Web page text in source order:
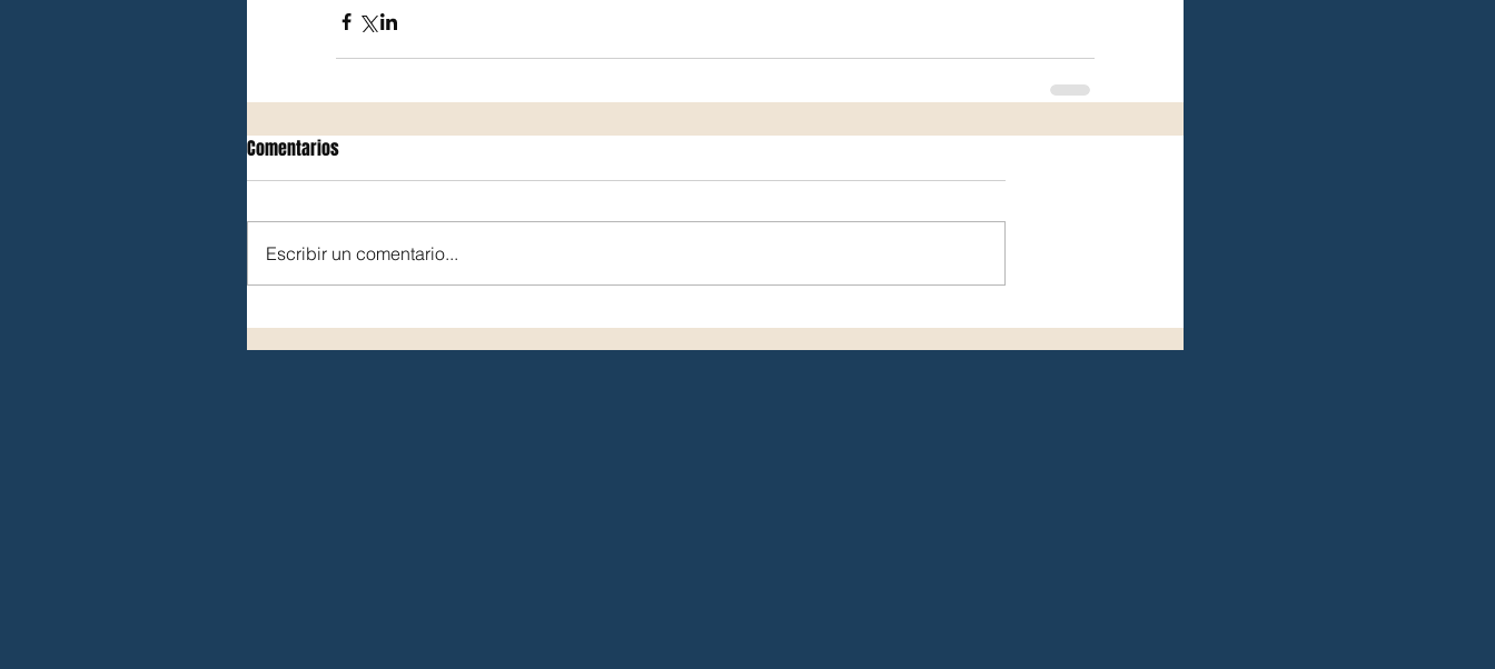
Comentarios
Escribir un comentario...